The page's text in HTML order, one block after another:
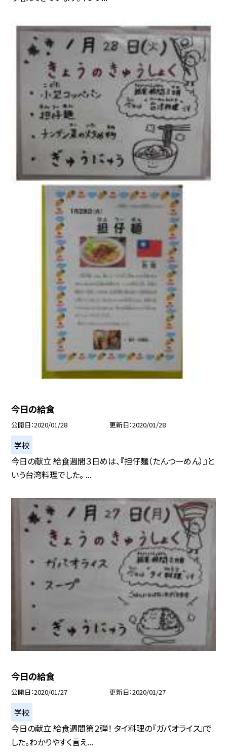
今日の給食
公開日 2020/01/28 更新日 2020/01/28
学校
今日の献立 給食週間３日めは、『担仔麺（たんつーめん）』と
いう台湾料理でした。 ...
今日の給食
公開日 2020/01/27 更新日 2020/01/27
学校
今日の献立 給食週間第２弾！ タイ料理の『ガパオライス』で
した。わかりやすく言え...